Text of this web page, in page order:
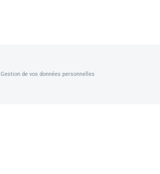
Gestion de vos données personnelles